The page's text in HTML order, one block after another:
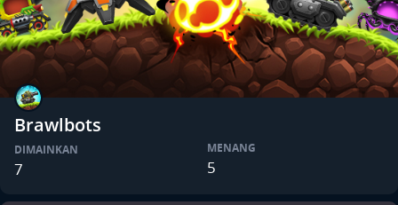
Brawlbots
DIMAINKAN
7
MENANG
5